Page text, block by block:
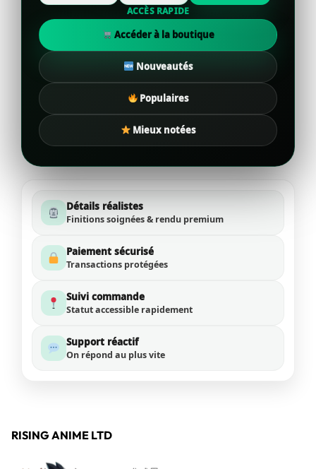
ACCÈS RAPIDE
Accéder à la boutique
Nouveautés
Populaires
Mieux notées
Détails réalistes
Finitions soignées & rendu premium
Paiement sécurisé
Transactions protégées
Suivi commande
Statut accessible rapidement
Support réactif
On répond au plus vite
RISING ANIME LTD